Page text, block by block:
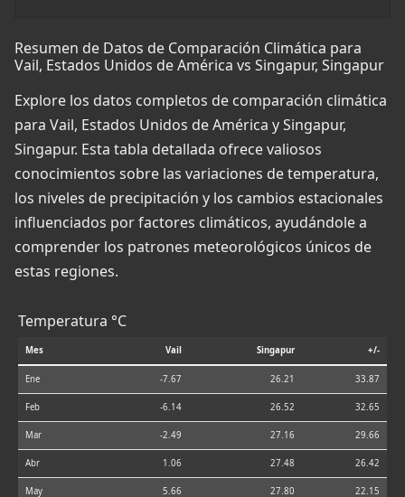
Resumen de Datos de Comparación Climática para
Vail, Estados Unidos de América vs Singapur, Singapur
Explore los datos completos de comparación climática
para Vail, Estados Unidos de América y Singapur,
Singapur. Esta tabla detallada ofrece valiosos
conocimientos sobre las variaciones de temperatura,
los niveles de precipitación y los cambios estacionales
influenciados por factores climáticos, ayudándole a
comprender los patrones meteorológicos únicos de
estas regiones.
Temperatura °C
Mes Vail Singapur +/-
Ene -7.67 26.21 33.87
Feb -6.14 26.52 32.65
Mar -2.49 27.16 29.66
Abr 1.06 27.48 26.42
May 5.66 27.80 22.15